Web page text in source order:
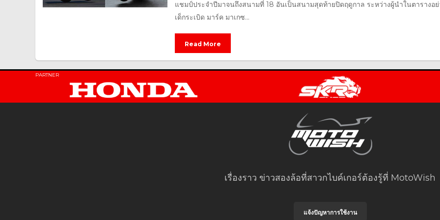
แชมป์ประจำปีมาจนถึงสนามที่ 18 อันเป็นสนามสุดท้ายปิดฤดูกาล ระหว่างผู้นำในตารางอย่
เด็กระเบิด มาร์ค มาเกซ...
Read More
PARTNER
เรื่องราว ข่าวสองล้อที่สาวกไบค์เกอร์ต้องรู้ที่ MotoWish
แจ้งปัญหาการใช้งาน